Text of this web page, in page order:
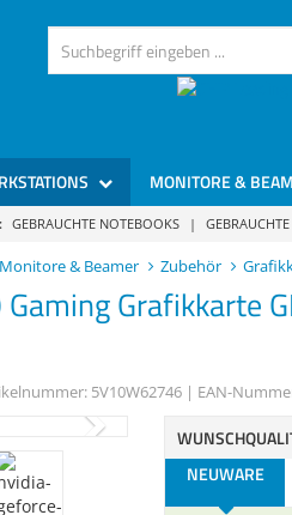
MONITORE &
GEBRAUCHTE NOTEBOOKS |
Monitore & Beamer Zubehör
Gaming Grafikkarte
5V10W62746 | EAN-
NEUWARE